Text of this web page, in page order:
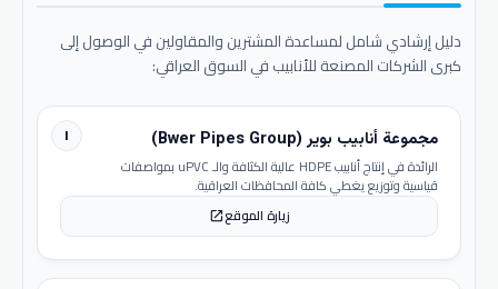
دليل إرشادي شامل لمساعدة المشترين والمقاولين في الوصول إلى
كبرى الشركات المصنعة للأنابيب في السوق العراقي:
١ مجموعة أنابيب بوير (Bwer Pipes Group)
الرائدة في إنتاج أنابيب HDPE عالية الكثافة والـ uPVC بمواصفات
قياسية وتوزيع يغطي كافة المحافظات العراقية.
زيارة الموقعopen_in_new